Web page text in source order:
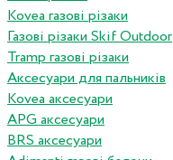
Kovea газові різаки
Газові різаки Skif Outdoor
Tramp газові різаки
Аксесуари для пальників
Kovea аксесуари
APG аксесуари
BRS аксесуари